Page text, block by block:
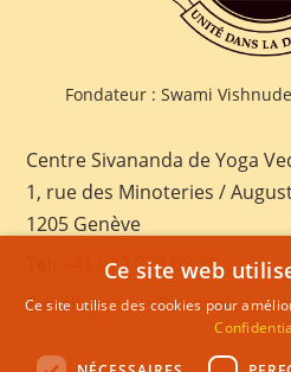
Fondateur : Swami
Centre Sivananda de Yoga
1, rue des Minoteries /
1205 Genève
+41 022 328 03 28
E-mail:
Ce site web
Ce site utilise des cookies pour